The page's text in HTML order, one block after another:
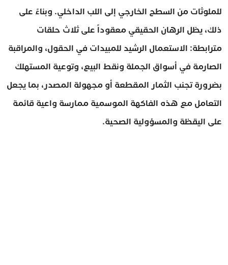
للملوثات من السطح الخارجي إلى اللب الداخلي. وبناءً على
ذلك، يظل الرهان الحقيقي معقوداً على ثلاث حلقات
مترابطة: الاستعمال الرشيد للمبيدات في الحقول، والمراقبة
الصارمة في أسواق الجملة ونقط البيع، وتوعية المستهلك
بضرورة تجنب الثمار المقطعة أو مجهولة المصدر، بما يجعل
التعامل مع هذه الفاكهة الموسمية ممارسة واعية قائمة
على اليقظة والمسؤولية الصحية.